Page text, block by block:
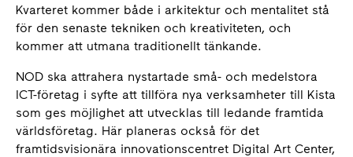
Kvarteret kommer både i arkitektur och mentalitet stå
för den senaste tekniken och kreativiteten, och
kommer att utmana traditionellt tänkande.
NOD ska attrahera nystartade små- och medelstora
ICT-företag i syfte att tillföra nya verksamheter till Kista
som ges möjlighet att utvecklas till ledande framtida
världsföretag. Här planeras också för det
framtidsvisionära innovationscentret Digital Art Center,